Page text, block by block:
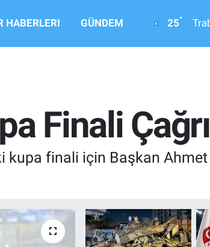
HABERLERI GÜNDEM 25°
Finali
kupa finali için Başkan Ahmet